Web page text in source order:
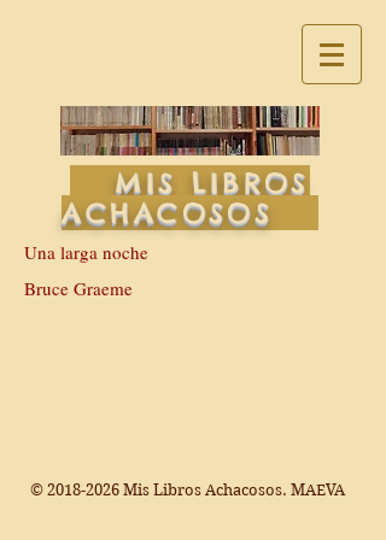
MIS LIBROS
ACHACOSOS
Una larga noche
Bruce Graeme
© 2018-2026 Mis Libros Achacosos. MAEVA